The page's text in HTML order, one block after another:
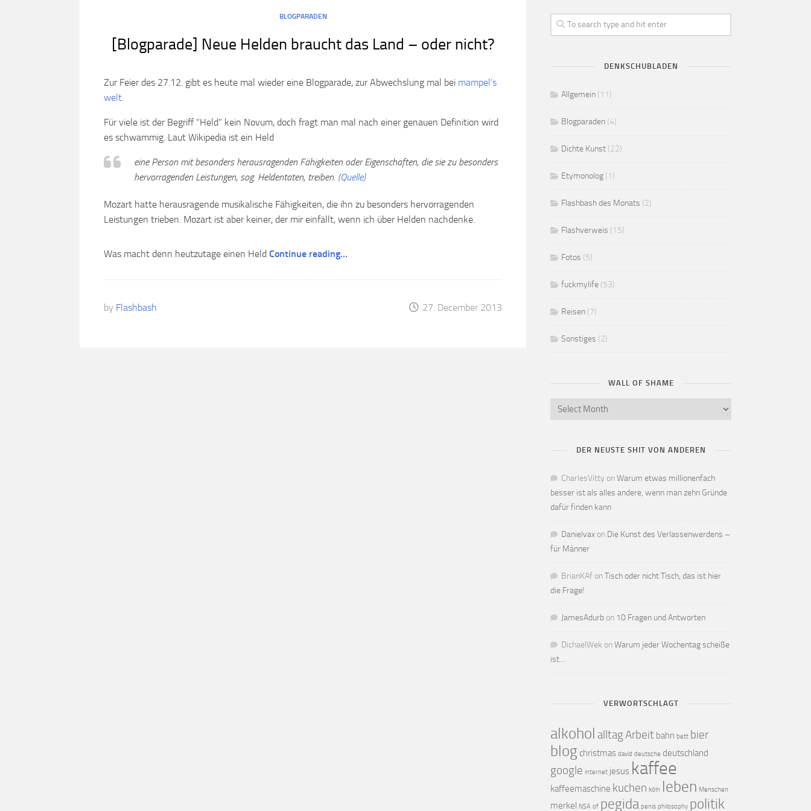
BLOGPARADEN
[Blogparade] Neue Helden braucht das Land – oder nicht?
Zur Feier des 27.12. gibt es heute mal wieder eine Blogparade, zur Abwechslung mal bei mampel’s
welt.
Für viele ist der Begriff “Held” kein Novum, doch fragt man mal nach einer genauen Definition wird
es schwammig. Laut Wikipedia ist ein Held
eine Person mit besonders herausragenden Fähigkeiten oder Eigenschaften, die sie zu besonders
hervorragenden Leistungen, sog. Heldentaten, treiben. (Quelle)
Mozart hatte herausragende musikalische Fähigkeiten, die ihn zu besonders hervorragenden
Leistungen trieben. Mozart ist aber keiner, der mir einfällt, wenn ich über Helden nachdenke.
Was macht denn heutzutage einen Held Continue reading…
by Flashbash 27. December 2013
DENKSCHUBLADEN
Allgemein (11)
Blogparaden (4)
Dichte Kunst (22)
Etymonolog (1)
Flashbash des Monats (2)
Flashverweis (15)
Fotos (5)
fuckmylife (53)
Reisen (7)
Sonstiges (2)
WALL OF SHAME
DER NEUSTE SHIT VON ANDEREN
CharlesVitty onWarum etwas millionenfach
besser ist als alles andere, wenn man zehn Gründe
dafür finden kann
Danielvax on Die Kunst des Verlassenwerdens –
für Männer
BrianKAf onTisch oder nicht Tisch, das ist hier
die Frage!
JamesAdurb on 10 Fragen und Antworten
DichaelWek onWarum jeder Wochentag scheiße
ist…
VERWORTSCHLAGT
alkohol alltagArbeit bahn bett bier
blog christmas david deutsche deutschland
google internet jesus kaffee
kaffeemaschine kuchen köln leben Menschen
merkel NSA of pegida penis philosophy politik